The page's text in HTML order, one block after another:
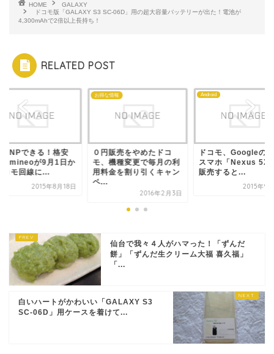
HOME
GALAXY
ドコモ版「GALAXY S3 SC-06D」用の超大容量バッテリーが出た！電池が
4,300mAhで2倍以上長持ち！
RELATED POST
MNPできる！格安
のmineoが9月1日か
コモ回線に...
2015年8月18日
お得な情報
０円販売をやめたドコ
モ、機種変更で毎月の利
用料金を割り引くキャン
ペ...
2016年2月3日
Android
ドコモ、Googleの6
スマホ「Nexus 5X
販売すると...
2015年9
仙台で我々４人がハマった！「ずんだ
餅」「ずんだ生クリーム大福 喜久福」
「...
白いハートがかわいい「GALAXY S3
SC-06D」用ケースを着けて...